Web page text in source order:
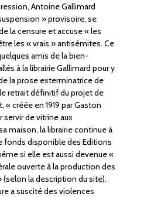
Antoine Gallimard
» provisoire, se
la censure et accuse « les
les « vrais » antisémites. Ce
amis de la bien-
à la librairie Gallimard pour y
la prose exterminatrice de
retrait définitif du projet de
« créée en 1919 par Gaston
servir de vitrine aux
maison, la librairie continue à
fonds disponible des Editions
si elle est aussi devenue «
ouverte à la production des
(selon la description du site).
a suscité des violences